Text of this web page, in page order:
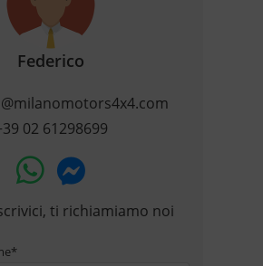
Federico
02 61298699
ti richiamiamo noi
*